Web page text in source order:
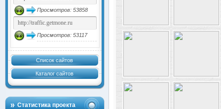
Просмотров: 53858
Просмотров: 53117
Список сайтов
Каталог сайтов
Статистика проекта